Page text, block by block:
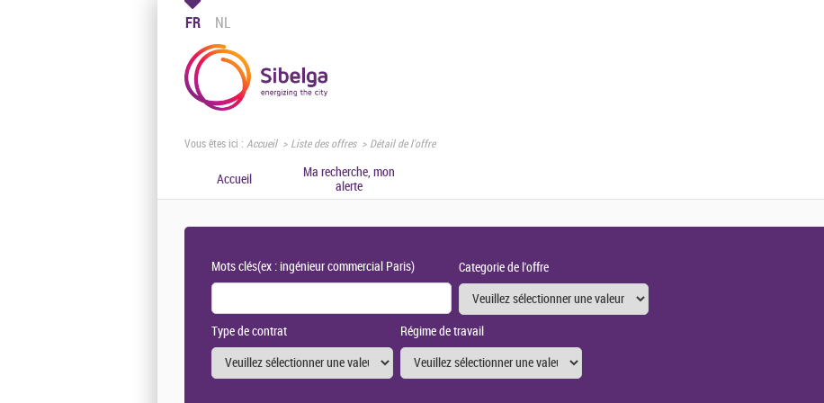
FR NL
Vous êtes ici : Accueil Liste des offres Détail de l'offre
Accueil
Ma recherche, mon
alerte
Mots clés(ex : ingénieur commercial Paris) Categorie de l'offre
Type de contrat Régime de travail